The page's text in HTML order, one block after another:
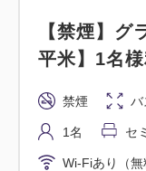
【禁煙】グ
平米】1名様
禁煙 バ
1名 セ
Wi-Fiあり（無